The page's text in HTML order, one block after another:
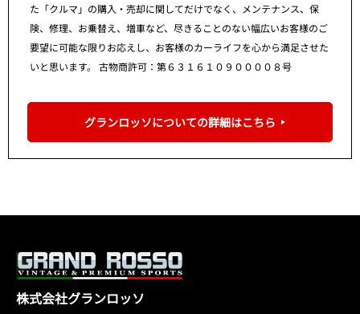
た「クルマ」の購入・売却に関してだけでなく、メンテナンス、保
険、修理、お乗替え、増車など、尽きることのない幅広いお客様のご
要望に可能な限りお応えし、お客様のカーライフを心から満足させた
いと思います。 古物商許可：第６３１６１０９００００８号
グランロッソについての詳細はこちら
株式会社グランロッソ